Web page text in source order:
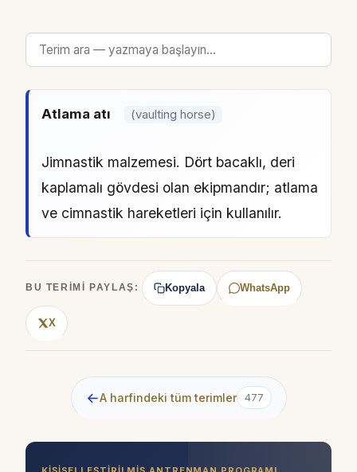
Atlama atı (vaulting horse)
Jimnastik malzemesi. Dört bacaklı, deri
kaplamalı gövdesi olan ekipmandır; atlama
ve cimnastik hareketleri için kullanılır.
BU TERIMI PAYLAŞ: Kopyala WhatsApp
X
←A harfindeki tüm terimler 477